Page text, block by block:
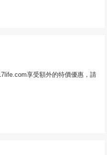
享受額外的特價優惠，請